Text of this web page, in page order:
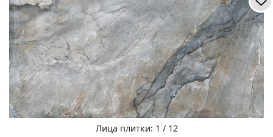
Лица плитки: 1 / 12